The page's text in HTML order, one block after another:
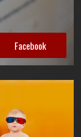
Facebook